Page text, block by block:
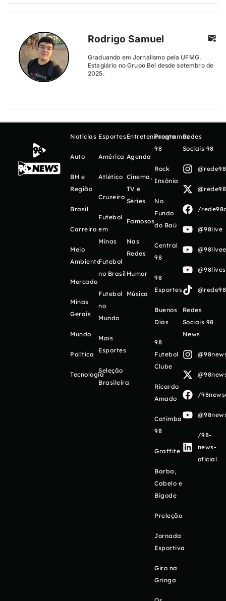
Rodrigo Samuel
Graduando em Jornalismo pela UFMG.
Estagiário no Grupo Bel desde setembro de
2025.
Notícias
Auto
BH e
Região
Brasil
Carreira
Meio
Ambiente
Mercado
Minas
Gerais
Mundo
Política
Tecnologia
Esportes
América
Atlético
Cruzeiro
Futebol
em
Minas
Futebol
no Brasil
Futebol
no
Mundo
Mais
Esportes
Seleção
Brasileira
Entretenimento
Agenda
Cinema,
TV e
Séries
Famosos
Nas
Redes
Humor
Música
Programas
98
Rock
Insônia
No
Fundo
do Baú
Central
98
98
Esportes
Buenos
Días
98
Futebol
Clube
Ricardo
Amado
Catimba
98
Graffite
Barba,
Cabelo e
Bigode
Preleção
Jornada
Esportiva
Giro na
Gringa
Redes
Sociais 98
/
@98live
Redes
Sociais 98
News
/
/98-
news-
oficial